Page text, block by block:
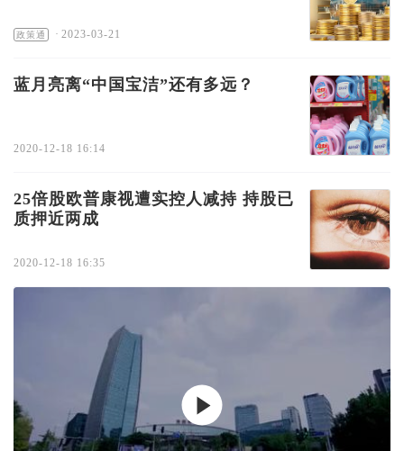
政策通 · 2023-03-21
蓝月亮离“中国宝洁”还有多远？
2020-12-18 16:14
25倍股欧普康视遭实控人减持 持股已
质押近两成
2020-12-18 16:35